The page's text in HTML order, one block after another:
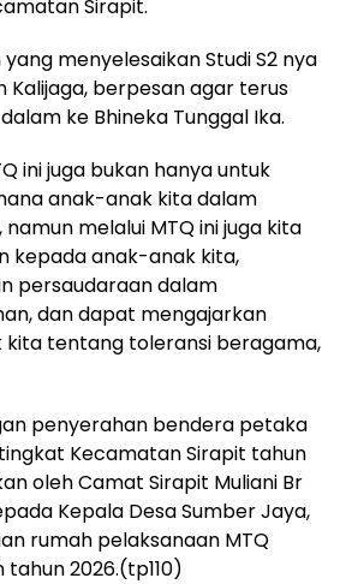
Sirapit.
yang menyelesaikan Studi S2 nya
Kalijaga, berpesan agar terus
ke Bhineka Tunggal Ika.
ini juga bukan hanya untuk
anak-anak kita dalam
melalui MTQ ini juga kita
kepada anak-anak kita,
persaudaraan dalam
dan dapat mengajarkan
tentang toleransi beragama,
penyerahan bendera petaka
Kecamatan Sirapit tahun
oleh Camat Sirapit Muliani Br
Kepala Desa Sumber Jaya,
rumah pelaksanaan MTQ
2026.(tp110)